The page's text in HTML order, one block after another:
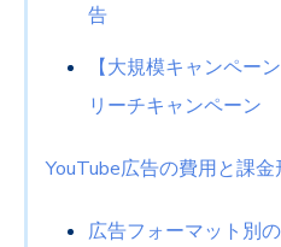
告
【大規模キャンペー
リーチキャンペーン
YouTube広告の費用と課
広告フォーマット別